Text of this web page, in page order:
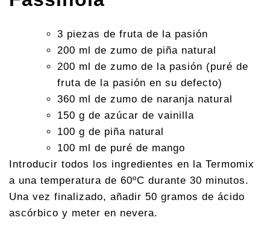
3 piezas de fruta de la pasión
200 ml de zumo de piña natural
200 ml de zumo de la pasión (puré de
fruta de la pasión en su defecto)
360 ml de zumo de naranja natural
150 g de azúcar de vainilla
100 g de piña natural
100 ml de puré de mango
Introducir todos los ingredientes en la Termomix
a una temperatura de 60ºC durante 30 minutos.
Una vez finalizado, añadir 50 gramos de ácido
ascórbico y meter en nevera.